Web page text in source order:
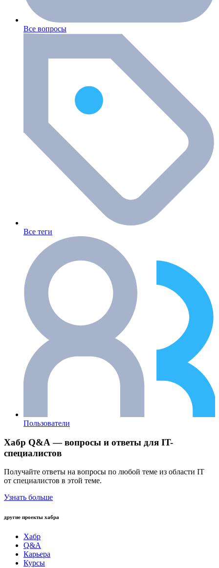
Все вопросы
Все теги
Пользователи
Хабр Q&A — вопросы и ответы для IT-
специалистов
Получайте ответы на вопросы по любой теме из области IT
от специалистов в этой теме.
Узнать больше
другие проекты хабра
Хабр
Q&A
Карьера
Курсы